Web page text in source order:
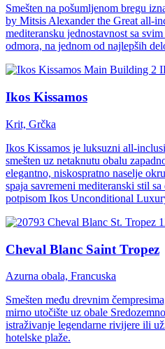
Smešten na pošumljenom bregu
by Mitsis Alexander the Great all-
mediteransku jednostavnost sa
odmora, na jednom od najlepših
Ikos Kissamos
Krit, Grčka
Ikos Kissamos je luksuzni all-
smešten uz netaknutu obalu
elegantno, niskospratno naselje
spaja savremeni mediteranski stil
potpisom Ikos Unconditional
Cheval Blanc Saint Tropez
Azurna obala, Francuska
Smešten među drevnim
mirno utočište uz obale
istraživanje legendarne rivijere ili
hotelske plaže.